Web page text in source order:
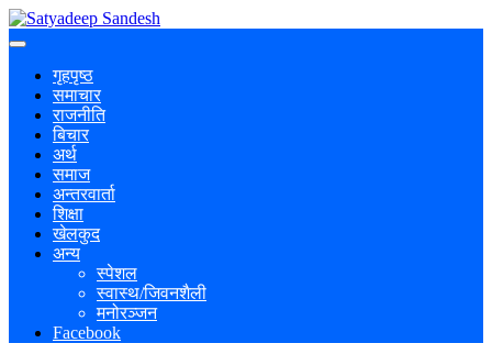
गृहपृष्ठ
समाचार
राजनीति
बिचार
अर्थ
समाज
अन्तरवार्ता
शिक्षा
खेलकुद
अन्य
स्पेशल
स्वास्थ/जिवनशैली
मनोरञ्जन
Facebook